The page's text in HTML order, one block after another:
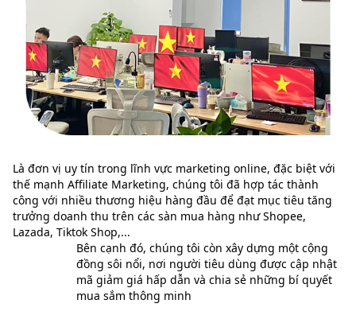
Là đơn vị uy tín trong lĩnh vực marketing online, đặc biệt với
thế mạnh Affiliate Marketing, chúng tôi đã hợp tác thành
công với nhiều thương hiệu hàng đầu để đạt mục tiêu tăng
trưởng doanh thu trên các sàn mua hàng như Shopee,
Lazada, Tiktok Shop,...
Bên cạnh đó, chúng tôi còn xây dựng một cộng
đồng sôi nổi, nơi người tiêu dùng được cập nhật
mã giảm giá hấp dẫn và chia sẻ những bí quyết
mua sắm thông minh